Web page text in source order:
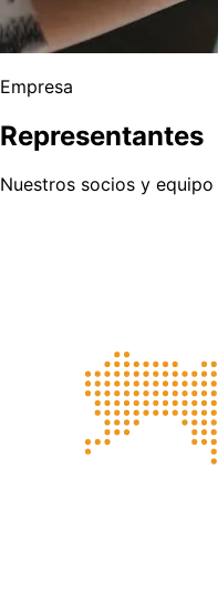
Empresa
Representantes
Nuestros socios y